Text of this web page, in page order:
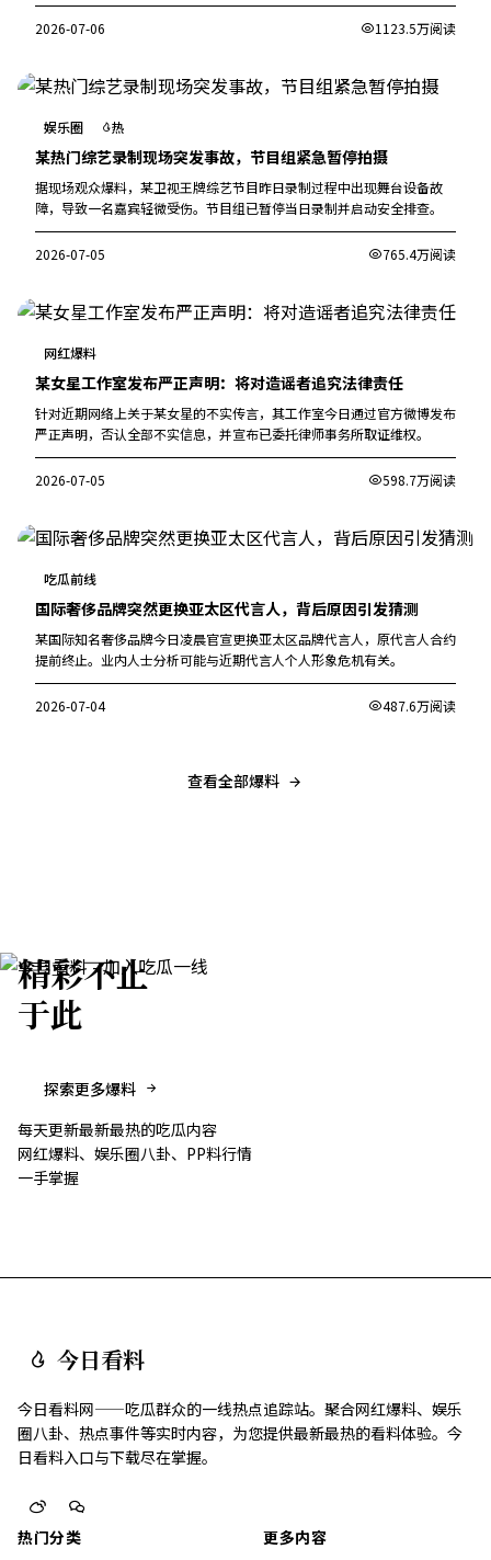
2026-07-06 1123.5万阅读
娱乐圈 热
某热门综艺录制现场突发事故，节目组紧急暂停拍摄
据现场观众爆料，某卫视王牌综艺节目昨日录制过程中出现舞台设备故
障，导致一名嘉宾轻微受伤。节目组已暂停当日录制并启动安全排查。
2026-07-05 765.4万阅读
网红爆料
某女星工作室发布严正声明：将对造谣者追究法律责任
针对近期网络上关于某女星的不实传言，其工作室今日通过官方微博发布
严正声明，否认全部不实信息，并宣布已委托律师事务所取证维权。
2026-07-05 598.7万阅读
吃瓜前线
国际奢侈品牌突然更换亚太区代言人，背后原因引发猜测
某国际知名奢侈品牌今日凌晨官宣更换亚太区品牌代言人，原代言人合约
提前终止。业内人士分析可能与近期代言人个人形象危机有关。
2026-07-04 487.6万阅读
查看全部爆料
精彩不止
于此
探索更多爆料
每天更新最新最热的吃瓜内容
网红爆料、娱乐圈八卦、PP料行情
一手掌握
今日看料
今日看料网——吃瓜群众的一线热点追踪站。聚合网红爆料、娱乐
圈八卦、热点事件等实时内容，为您提供最新最热的看料体验。今
日看料入口与下载尽在掌握。
热门分类 更多内容